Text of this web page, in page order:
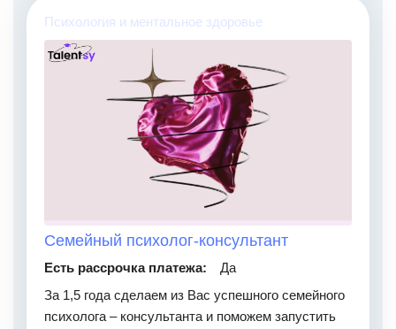
Психология и ментальное здоровье
Семейный психолог-консультант
Есть рассрочка платежа:
Да
За 1,5 года сделаем из Вас успешного семейного
психолога – консультанта и поможем запустить